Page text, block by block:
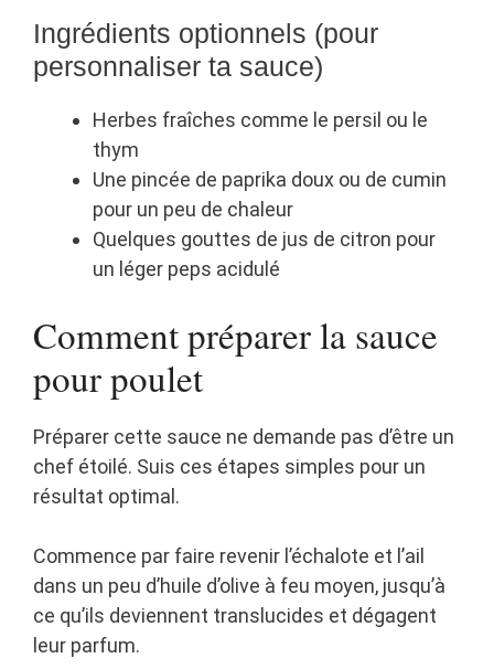
Ingrédients optionnels (pour
personnaliser ta sauce)
Herbes fraîches comme le persil ou le
thym
Une pincée de paprika doux ou de cumin
pour un peu de chaleur
Quelques gouttes de jus de citron pour
un léger peps acidulé
Comment préparer la sauce
pour poulet
Préparer cette sauce ne demande pas d’être un
chef étoilé. Suis ces étapes simples pour un
résultat optimal.
Commence par faire revenir l’échalote et l’ail
dans un peu d’huile d’olive à feu moyen, jusqu’à
ce qu’ils deviennent translucides et dégagent
leur parfum.